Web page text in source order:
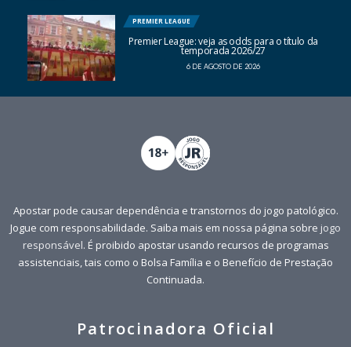
PREMIER LEAGUE
Premier League: veja as odds para o título da
temporada 2026/27
6 DE AGOSTO DE 2026
Apostar pode causar dependência e transtornos do jogo patológico.
Jogue com responsabilidade. Saiba mais em nossa página sobre jogo
responsável. É proibido apostar usando recursos de programas
assistenciais, tais como o Bolsa Família e o Benefício de Prestação
Continuada.
Patrocinadora Oficial